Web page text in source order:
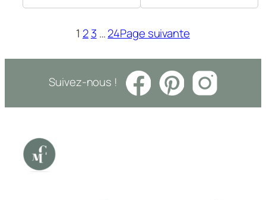
1 23 …24Page suivante
Suivez-nous !